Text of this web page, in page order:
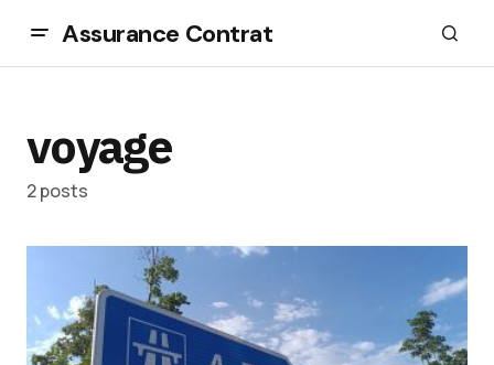
Assurance Contrat
voyage
2 posts